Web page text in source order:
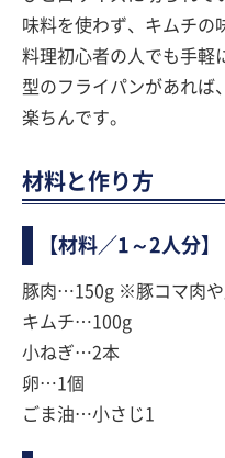
味料を使わず、キムチの
料理初心者の人でも手軽
型のフライパンがあれば
楽ちんです。
材料と作り方
【材料／1～2人分】
豚肉…150g ※豚コマ肉や
キムチ…100g
小ねぎ…2本
卵…1個
ごま油…小さじ1